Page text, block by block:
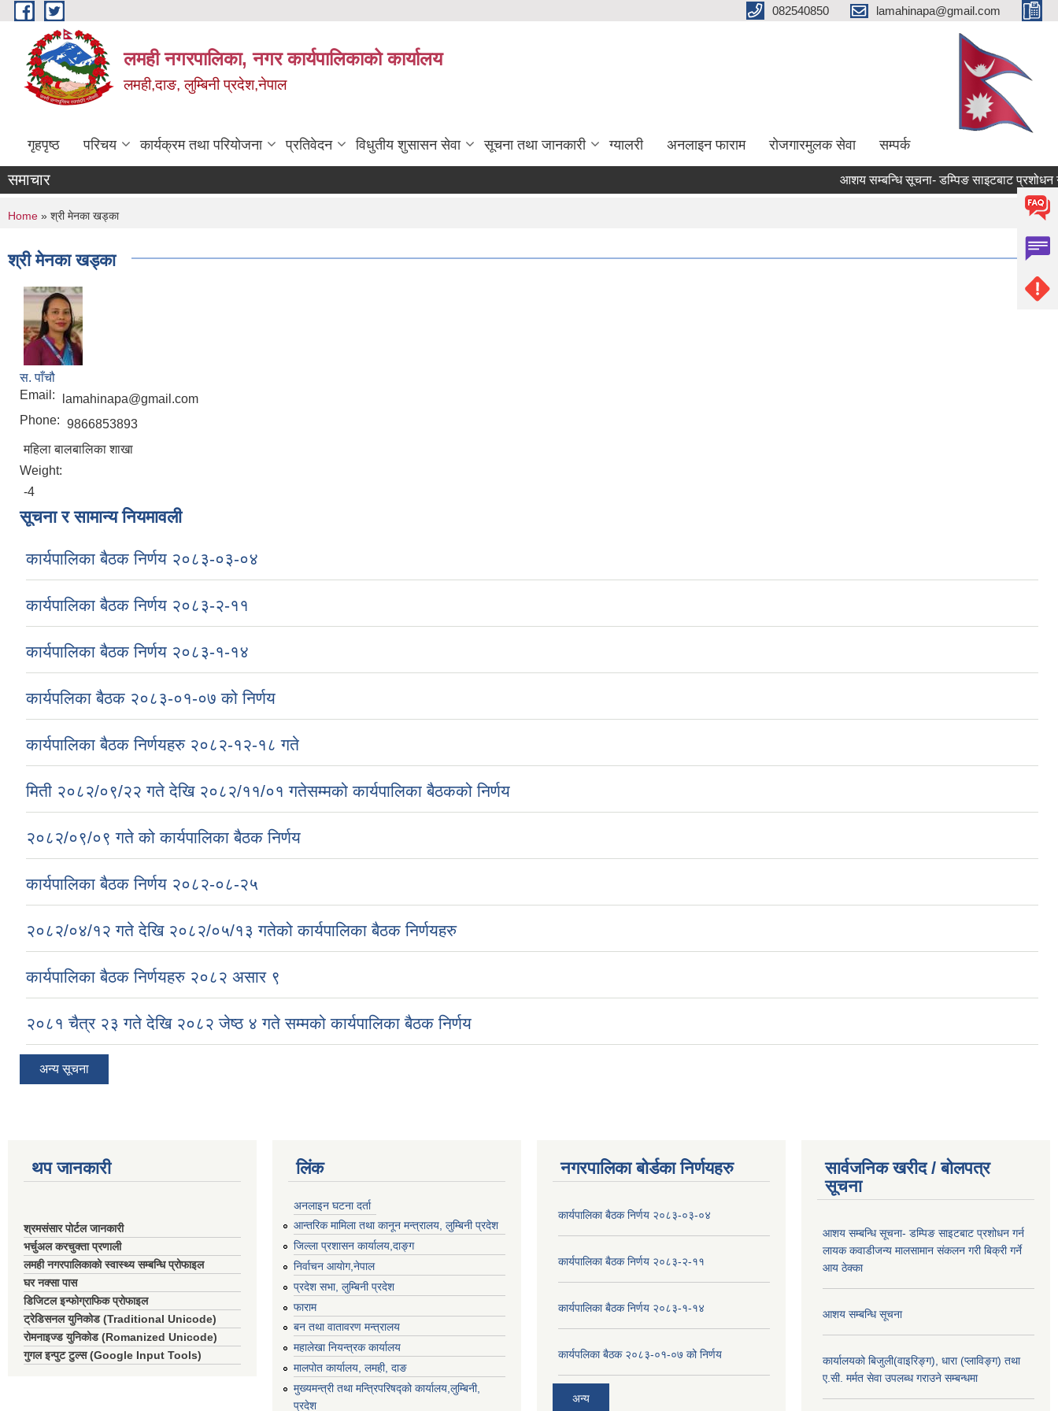
Skip to main content 082540850 lamahinapa@gmail.com
लमही नगरपालिका, नगर कार्यपालिकाको कार्यालय
लमही,दाङ, लुम्बिनी प्रदेश,नेपाल
गृहपृष्ठ परिचय कार्यक्रम तथा परियोजना प्रतिवेदन विधुतीय शुसासन सेवा सूचना तथा जानकारी ग्यालरी अनलाइन फाराम राेजगारमुलक सेवा सम्पर्क
समाचार आशय सम्बन्धि सूचना- डम्पिङ साइटबाट प्रशोधन
You are here
Home » श्री मेनका खड्का
श्री मेनका खड्का
स. पाँचौ
Email:
lamahinapa@gmail.com
Phone: 9866853893
महिला बालबालिका शाखा
Weight:
-4
सूचना र सामान्य नियमावली
कार्यपालिका बैठक निर्णय २०८३-०३-०४
कार्यपालिका बैठक निर्णय २०८३-२-११
कार्यपालिका बैठक निर्णय २०८३-१-१४
कार्यपलिका बैठक २०८३-०१-०७ को निर्णय
कार्यपालिका बैठक निर्णयहरु २०८२-१२-१८ गते
मिती २०८२/०९/२२ गते देखि २०८२/११/०१ गतेसम्मको कार्यपालिका बैठकको निर्णय
२०८२/०९/०९ गते को कार्यपालिका बैठक निर्णय
कार्यपालिका बैठक निर्णय २०८२-०८-२५
२०८२/०४/१२ गते देखि २०८२/०५/१३ गतेको कार्यपालिका बैठक निर्णयहरु
कार्यपालिका बैठक निर्णयहरु २०८२ असार ९
२०८१ चैत्र २३ गते देखि २०८२ जेष्ठ ४ गते सम्मको कार्यपालिका बैठक निर्णय
अन्य सूचना
थप जानकारी
श्रमसंसार पोर्टल जानकारी
भर्चुअल करचुक्ता प्रणाली
लमही नगरपालिकाको स्वास्थ्य सम्बन्धि प्रोफाइल
घर नक्सा पास
डिजिटल इन्फोग्राफिक प्रोफाइल
ट्रेडिसनल युनिकोड (Traditional Unicode)
रोमनाइज्ड युनिकोड (Romanized Unicode)
गुगल इन्पुट टुल्स (Google Input Tools)
लिंक
अनलाइन घटना दर्ता
आन्तरिक मामिला तथा कानून मन्त्रालय, लुम्बिनी प्रदेश
जिल्ला प्रशासन कार्यालय,दाङ्ग
निर्वाचन आयाेग,नेपाल
प्रदेश सभा, लुम्बिनी प्रदेश
फाराम
बन तथा वातावरण मन्त्रालय
महालेखा नियन्त्रक कार्यालय
मालपोत कार्यालय, लमही, दाङ
मुख्यमन्त्री तथा मन्त्रिपरिषद्को कार्यालय,लुम्बिनी,
प्रदेश
नगरपालिका बोर्डका निर्णयहरु
कार्यपालिका बैठक निर्णय २०८३-०३-०४
कार्यपालिका बैठक निर्णय २०८३-२-११
कार्यपालिका बैठक निर्णय २०८३-१-१४
कार्यपलिका बैठक २०८३-०१-०७ को निर्णय
अन्य
सार्वजनिक खरीद / बोलपत्र
सूचना
आशय सम्बन्धि सूचना- डम्पिङ साइटबाट प्रशोधन गर्न
लायक कवाडीजन्य मालसामान संकलन गरी बिक्री गर्ने
आय ठेक्का
आशय सम्बन्धि सूचना
कार्यालयको बिजुली(वाइरिङ्ग), धारा (प्लाविङ्ग) तथा
ए.सी. मर्मत सेवा उपलब्ध गराउने सम्बन्धमा